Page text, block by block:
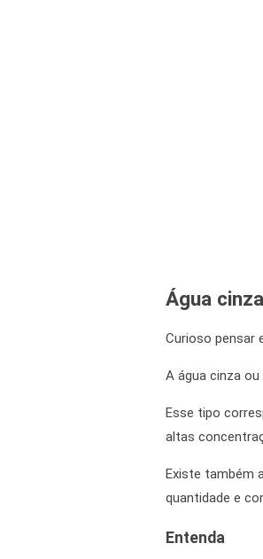
Água cinza
Curioso pensar
A água cinza
Esse tipo
altas
Existe também
quantidade e
Entenda